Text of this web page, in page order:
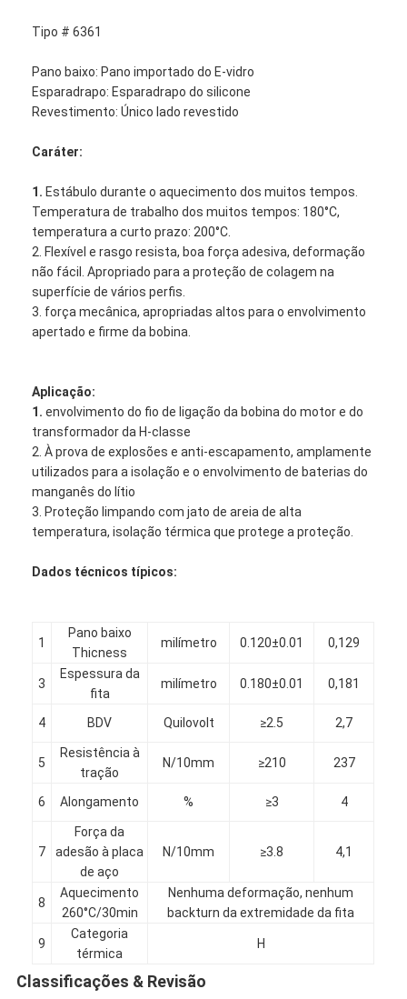
Casa
Produtos
Sobre nós
Tipo # 6361
Pano baixo: Pano importado do E-vidro
Esparadrapo: Esparadrapo do silicone
Revestimento: Único lado revestido
Caráter:
1. Estábulo durante o aquecimento dos muitos tempos.
Temperatura de trabalho dos muitos tempos: 180°C,
temperatura a curto prazo: 200°C.
2. Flexível e rasgo resista, boa força adesiva, deformação
não fácil. Apropriado para a proteção de colagem na
superfície de vários perfis.
3. força mecânica, apropriadas altos para o envolvimento
apertado e firme da bobina.
Aplicação:
1.envolvimento do fio de ligação da bobina do motor e do
transformador da H-classe
2. À prova de explosões e anti-escapamento, amplamente
utilizados para a isolação e o envolvimento de baterias do
manganês do lítio
3. Proteção limpando com jato de areia de alta
temperatura, isolação térmica que protege a proteção.
Dados técnicos típicos:
1
Pano baixo
Thicness
milímetro 0.120±0.01 0,129
3
Espessura da
fita
milímetro 0.180±0.01 0,181
4 BDV Quilovolt ≥2.5 2,7
5
Resistência à
tração
N/10mm ≥210 237
6 Alongamento % ≥3 4
7
Força da
adesão à placa
de aço
N/10mm ≥3.8 4,1
8
Aquecimento
260°C/30min
Nenhuma deformação, nenhum
backturn da extremidade da fita
9
Categoria
térmica
H
Classificações & Revisão